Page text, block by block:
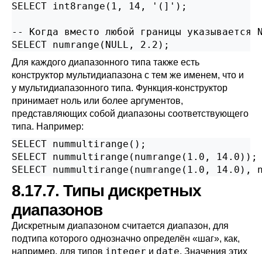
SELECT int8range(1, 14, '(]');
-- Когда вместо любой границы указывается
SELECT numrange(NULL, 2.2);
Для каждого диапазонного типа также есть
конструктор мультидиапазона с тем же именем, что и
у мультидиапазонного типа. Функция-конструктор
принимает ноль или более аргументов,
представляющих собой диапазоны соответствующего
типа. Например:
SELECT nummultirange();
SELECT nummultirange(numrange(1.0, 14.0));
SELECT nummultirange(numrange(1.0,
8.17.7. Типы дискретных
диапазонов
Дискретным диапазоном считается диапазон, для
подтипа которого однозначно определён «шаг», как,
например, для типов integer и date. Значения этих